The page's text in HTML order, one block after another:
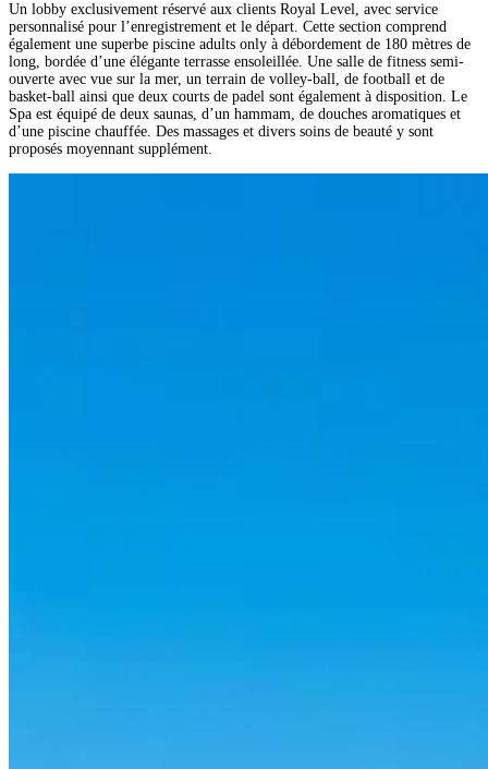
Un lobby exclusivement réservé aux clients Royal Level, avec service
personnalisé pour l’enregistrement et le départ. Cette section comprend
également une superbe piscine adults only à débordement de 180 mètres de
long, bordée d’une élégante terrasse ensoleillée. Une salle de fitness semi-
ouverte avec vue sur la mer, un terrain de volley-ball, de football et de
basket-ball ainsi que deux courts de padel sont également à disposition. Le
Spa est équipé de deux saunas, d’un hammam, de douches aromatiques et
d’une piscine chauffée. Des massages et divers soins de beauté y sont
proposés moyennant supplément.